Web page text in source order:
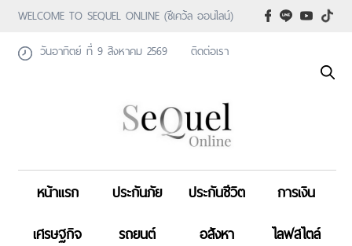
WELCOME TO SEQUEL ONLINE (ซีเคว้ล ออนไลน์)
วันอาทิตย์ ที่ 9 สิงหาคม 2569
ติดต่อเรา
หน้าแรก ประกันภัย ประกันชีวิต
การเงิน
เศรษฐกิจ
รถยนต์ อสังหา
ไลฟสไตล์